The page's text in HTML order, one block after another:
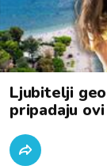
Ljubitelji
pripadaju